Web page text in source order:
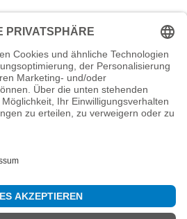
Str. 1
sports-